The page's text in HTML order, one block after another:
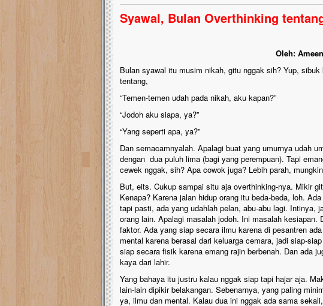
Syawal, Bulan Overthinking
Oleh:
Bulan syawal itu musim nikah, gitu nggak sih? Yup,
tentang,
“Temen-temen udah pada nikah, aku kapan?”
“Jodoh aku siapa, ya?”
“Yang seperti apa, ya?”
Dan semacamnyalah. Apalagi buat yang umurnya udah
dengan dua puluh lima (bagi yang perempuan). Tapi
cewek nggak, sih? Apa cowok juga? Lebih parah,
But, eits. Cukup sampai situ aja overthinking-nya. Mikir
Kenapa? Karena jalan hidup orang itu beda-beda, loh.
tapi pasti, ada yang udahlah pelan, abu-abu lagi. Intinya,
orang lain. Apalagi masalah jodoh. Ini masalah kesiapan.
faktor. Ada yang siap secara ilmu karena di pesantren
mental karena berasal dari keluarga cemara, jadi siap-
siap secara fisik karena emang rajin berbenah. Dan ada
kaya dari lahir.
Yang bahaya itu justru kalau nggak siap tapi hajar aja.
lain-lain dipikir belakangan. Sebenarnya, yang paling
ya, ilmu dan mental. Kalau dua ini nggak ada sama